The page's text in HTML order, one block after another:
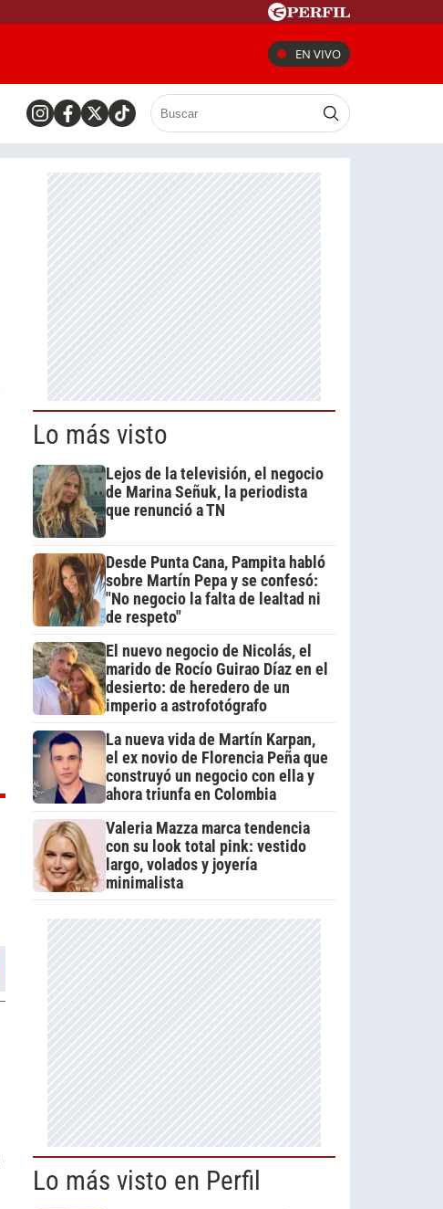
EN VIVO
Lo más visto
Lejos de la televisión, el negocio
de Marina Señuk, la periodista
que renunció a TN
Desde Punta Cana, Pampita habló
sobre Martín Pepa y se confesó:
"No negocio la falta de lealtad ni
de respeto"
El nuevo negocio de Nicolás, el
marido de Rocío Guirao Díaz en el
desierto: de heredero de un
imperio a astrofotógrafo
La nueva vida de Martín Karpan,
el ex novio de Florencia Peña que
construyó un negocio con ella y
ahora triunfa en Colombia
Valeria Mazza marca tendencia
con su look total pink: vestido
largo, volados y joyería
minimalista
Lo más visto en Perfil